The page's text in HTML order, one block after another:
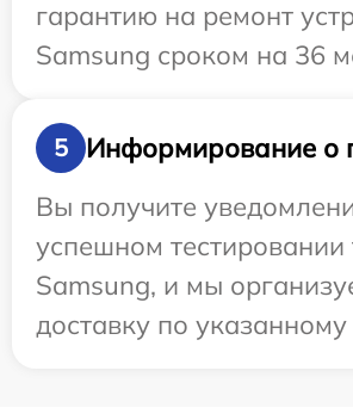
гарантию на ремонт
Samsung сроком на 36
5
Информирование о
Вы получите
успешном тестировании
Samsung, и мы
доставку по указанному